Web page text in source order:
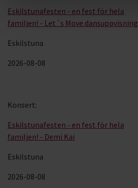
Eskilstunafesten - en fest för hela
familjen! - Let´s Move dansuppvisning
Eskilstuna
2026-08-08
Eskilstunafesten - en fest för hela
familjen! - Demi Kai
Eskilstuna
2026-08-08
Konsert: